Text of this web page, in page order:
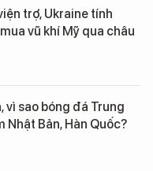
trợ, Ukraine tính
vũ khí Mỹ qua châu
vì sao bóng đá Trung
Nhật Bản, Hàn Quốc?